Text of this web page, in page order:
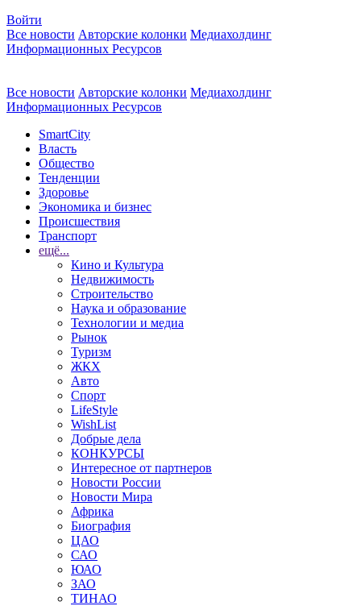
Войти
Все новости Авторские колонки Медиахолдинг
Информационных Ресурсов
Все новости Авторские колонки Медиахолдинг
Информационных Ресурсов
SmartCity
Власть
Общество
Тенденции
Здоровье
Экономика и бизнес
Происшествия
Транспорт
ещё...
Кино и Культура
Недвижимость
Строительство
Наука и образование
Технологии и медиа
Рынок
Туризм
ЖКХ
Авто
Спорт
LifeStyle
WishList
Добрые дела
КОНКУРСЫ
Интересное от партнеров
Новости России
Новости Мира
Африка
Биография
ЦАО
САО
ЮАО
ЗАО
ТИНАО